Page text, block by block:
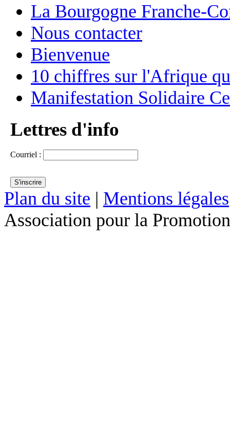
La Bourgogne Franche-
Nous contacter
Bienvenue
10 chiffres sur l'Afrique
Manifestation Solidaire
Lettres d'info
Courriel :
Plan du site | Mentions légales
Association pour la